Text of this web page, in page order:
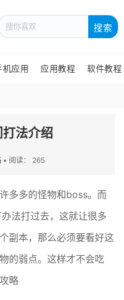
搜索
机应用 应用教程 软件教程
法介绍
• 阅读： 265
多多的怪物和boss。而
法打过去，这就让很多
副本，那么必须要看好这
的弱点。这样才不会吃
略